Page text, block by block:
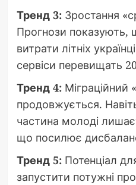
Тренд 3:Зростання
Прогнози показують,
витрати літніх
сервіси перевищать
Тренд 4:Міграційний
продовжується.
частина молоді
що посилює
Тренд 5:Потенціал
запустити потужні